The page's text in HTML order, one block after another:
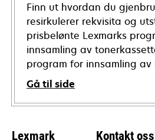
Finn ut hvordan du
resirkulerer rekvisita og
prisbelønte Lexmarks
innsamling av
program for innsamling av
Gå til side
Lexmark Kontakt oss